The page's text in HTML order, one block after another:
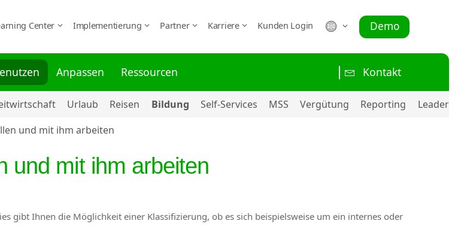
Center Implementierung Partner Karriere Kunden Login Demo
Anpassen Ressourcen Kontakt
Urlaub Reisen Bildung Self-Services MSS Vergütung Reporting
und mit ihm arbeiten
und mit ihm arbeiten
gibt Ihnen die Möglichkeit einer Klassifizierung, ob es sich beispielsweise um ein internes oder